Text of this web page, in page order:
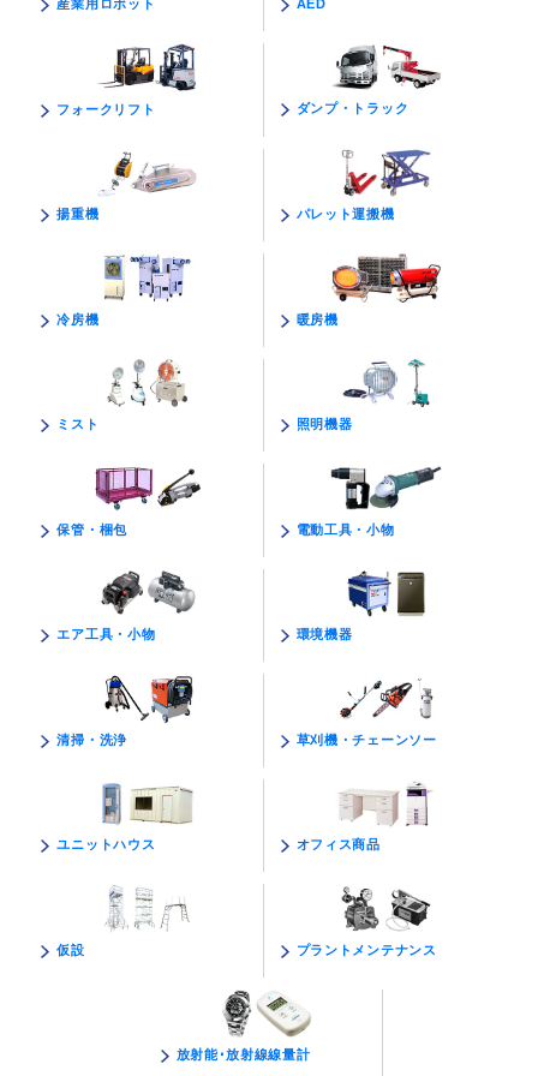
産業用ロボット AED
フォークリフト ダンプ・トラック
揚重機 パレット運搬機
冷房機 暖房機
ミスト 照明機器
保管・梱包 電動工具・小物
エア工具・小物 環境機器
清掃・洗浄 草刈機・チェーンソー
ユニットハウス オフィス商品
仮設 プラントメンテナンス
放射能･放射線線量計